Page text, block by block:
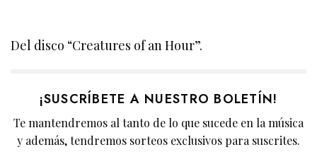
Del disco “Creatures of an Hour”.
¡SUSCRÍBETE A NUESTRO BOLETÍN!
Te mantendremos al tanto de lo que sucede en la música
y además, tendremos sorteos exclusivos para suscrites.